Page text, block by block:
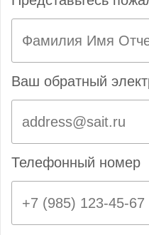
Ваш обратный
Телефонный номер